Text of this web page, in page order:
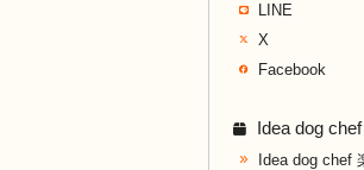
LINE
X
Facebook
Idea dog
Idea dog chef